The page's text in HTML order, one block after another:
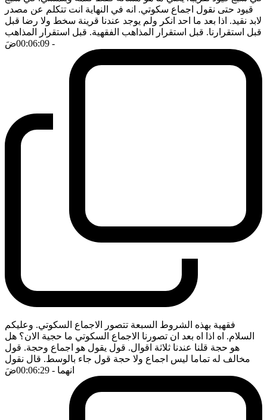
قيود حتى نقول اجماع سكوتي. انه في النهاية انت تتكلم عن مصدر
لابد نقيد. اذا بعد ما احد انكر ولم يوجد عندنا قرينة سخط ولا رضا قبل
قبل استقرارنا. قبل استقرار المذاهب الفقهية. قبل استقرار المذاهب
- 00:06:09
ضَ
فقهية بهذه الشروط السبعة تتصور الاجماع السكوتي. وعليكم
السلام. اه اذا اه بعد ان تصورنا الاجماع السكوتي ما حجية الان؟ هل
هو حجة قلنا عندنا ثلاثة اقوال. قول يقول هو اجماع وحجة. قول
مخالف له تماما ليس اجماع ولا حجة قول جاء بالوسط. قال نقول
انهما - 00:06:29 ضَ